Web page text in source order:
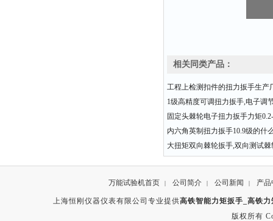
相关同类产品：
工程上检测扣件的扭力扳手生产
1级高精度可调扭力扳手,电子调
固定头棘轮电子扭力扳手力矩
内六角英制扭力扳手10.9级的什
大扭矩双向棘轮扳手,双向测试
万能试验机首页 | 公司简介 | 公司新闻 | 产品
上海恒刚仪器仪表有限公司专业提供高铁智能力矩扳手_高铁
版权所有